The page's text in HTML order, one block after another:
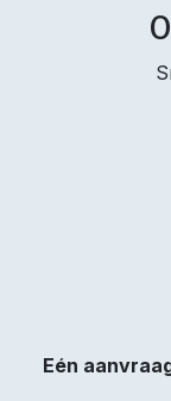
Eén